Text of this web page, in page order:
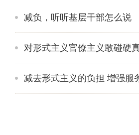
减负，听听基层干部怎么说
对形式主义官僚主义敢碰硬
减去形式主义的负担 增强服